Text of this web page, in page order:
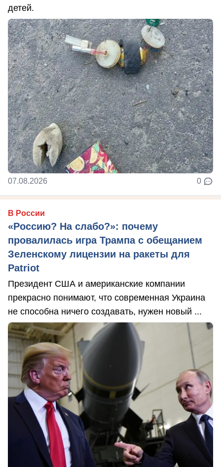
детей.
07.08.2026 0
В России
«Россию? На слабо?»: почему
провалилась игра Трампа с обещанием
Зеленскому лицензии на ракеты для
Patriot
Президент США и американские компании
прекрасно понимают, что современная Украина
не способна ничего создавать, нужен новый ...